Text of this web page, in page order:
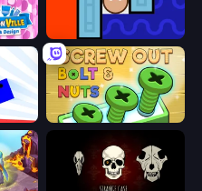
Designville: Merge & Design Lava and Aqua
Screw Out: Bolts and Nuts